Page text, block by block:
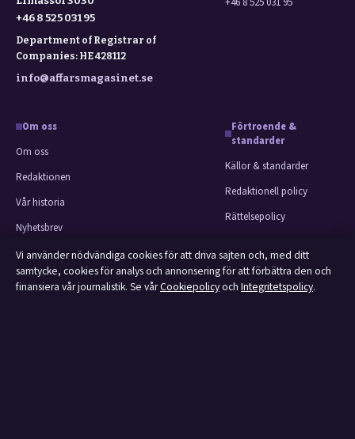
+46 8 525 031 95
Department of Registrar of
Companies: HE 428112
info@affarsmagasinet.se
Om oss
Om oss
Redaktionen
Vår historia
Nyhetsbrev
Tipsa oss
Kontakt
Förtroende &
standarder
Källor & standarder
Redaktionell policy
Rättelsepolicy
Ägande & finansiering
Integritetspolicy
Vi använder nödvändiga cookies för att driva sajten och, med ditt
samtycke, cookies för analys och annonsering för att förbättra den och
finansiera vår journalistik. Se vårCookiepolicyoch Integritetspolicy.